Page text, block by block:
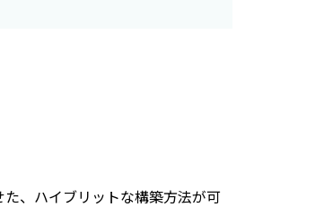
、ハイブリットな構築方法が可